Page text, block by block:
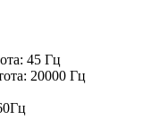
45 Гц
20000 Гц